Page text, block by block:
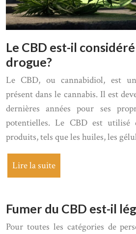
Le CBD est-il
drogue?
Le CBD, ou cannabidiol, est
présent dans le cannabis. Il est
dernières années pour ses
potentielles. Le CBD est utilisé
produits, tels que les huiles, les
Lire la suite
Fumer du CBD est-il
Pour toutes les catégories de